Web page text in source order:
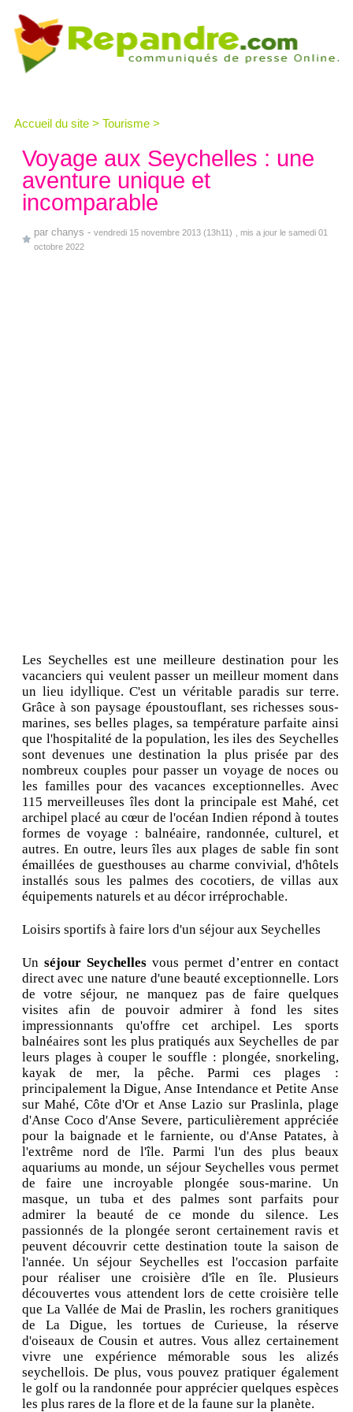
Accueil du site > Tourisme >
Voyage aux Seychelles : une
aventure unique et
incomparable
par chanys - vendredi 15 novembre 2013 (13h11)
, mis a jour le samedi 01
octobre 2022
Les Seychelles est une meilleure destination pour les
vacanciers qui veulent passer un meilleur moment dans
un lieu idyllique. C'est un véritable paradis sur terre.
Grâce à son paysage époustouflant, ses richesses sous-
marines, ses belles plages, sa température parfaite ainsi
que l'hospitalité de la population, les iles des Seychelles
sont devenues une destination la plus prisée par des
nombreux couples pour passer un voyage de noces ou
les familles pour des vacances exceptionnelles. Avec
115 merveilleuses îles dont la principale est Mahé, cet
archipel placé au cœur de l'océan Indien répond à toutes
formes de voyage : balnéaire, randonnée, culturel, et
autres. En outre, leurs îles aux plages de sable fin sont
émaillées de guesthouses au charme convivial, d'hôtels
installés sous les palmes des cocotiers, de villas aux
équipements naturels et au décor irréprochable.
Loisirs sportifs à faire lors d'un séjour aux Seychelles
Un séjour Seychellesvous permet d’entrer en contact
direct avec une nature d'une beauté exceptionnelle. Lors
de votre séjour, ne manquez pas de faire quelques
visites afin de pouvoir admirer à fond les sites
impressionnants qu'offre cet archipel. Les sports
balnéaires sont les plus pratiqués aux Seychelles de par
leurs plages à couper le souffle : plongée, snorkeling,
kayak de mer, la pêche. Parmi ces plages :
principalement la Digue, Anse Intendance et Petite Anse
sur Mahé, Côte d'Or et Anse Lazio sur Praslinla, plage
d'Anse Coco d'Anse Severe, particulièrement appréciée
pour la baignade et le farniente, ou d'Anse Patates, à
l'extrême nord de l'île. Parmi l'un des plus beaux
aquariums au monde, un séjour Seychelles vous permet
de faire une incroyable plongée sous-marine. Un
masque, un tuba et des palmes sont parfaits pour
admirer la beauté de ce monde du silence. Les
passionnés de la plongée seront certainement ravis et
peuvent découvrir cette destination toute la saison de
l'année. Un séjour Seychelles est l'occasion parfaite
pour réaliser une croisière d'île en île. Plusieurs
découvertes vous attendent lors de cette croisière telle
que La Vallée de Mai de Praslin, les rochers granitiques
de La Digue, les tortues de Curieuse, la réserve
d'oiseaux de Cousin et autres. Vous allez certainement
vivre une expérience mémorable sous les alizés
seychellois. De plus, vous pouvez pratiquer également
le golf ou la randonnée pour apprécier quelques espèces
les plus rares de la flore et de la faune sur la planète.